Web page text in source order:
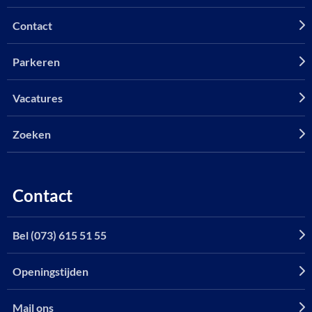
Contact
Parkeren
Vacatures
Zoeken
Contact
Bel (073) 615 51 55
Openingstijden
Mail ons